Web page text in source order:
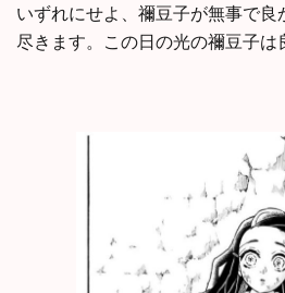
いずれにせよ、禰豆子が無事で良
尽きます。この日の光の禰豆子は